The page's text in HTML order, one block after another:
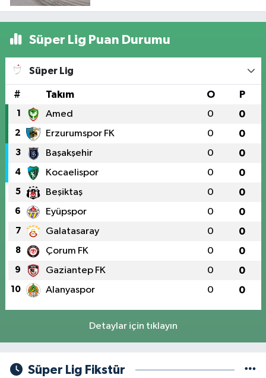
Süper Lig Puan Durumu
Süper Lig
# Takım O P
1 Amed 0 0
2 Erzurumspor FK 0 0
3 Başakşehir 0 0
4 Kocaelispor 0 0
5 Beşiktaş 0 0
6 Eyüpspor 0 0
7 Galatasaray 0 0
8 Çorum FK 0 0
9 Gaziantep FK 0 0
10 Alanyaspor 0 0
Detaylar için tıklayın
Süper Lig Fikstür